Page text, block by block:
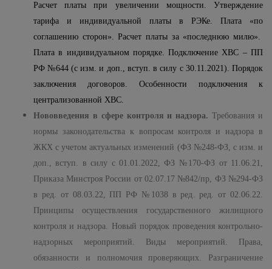
Расчет платы при увеличении мощности. Утверждение
тарифа и индивидуальной платы в РЭКе. Плата «по
соглашению сторон». Расчет платы за «последнюю милю».
Плата в индивидуальном порядке. Подключение ХВС – ПП
РФ №644 (с изм. и доп., вступ. в силу с 30.11.2021). Порядок
заключения договоров. Особенности подключения к
централизованной ХВС.
Нововведения в сфере контроля и надзора.Требования и
нормы законодательства к вопросам контроля и надзора в
ЖКХ с учетом актуальных изменений (ФЗ №248-ФЗ, с изм. и
доп., вступ. в силу с 01.01.2022, ФЗ №170-ФЗ от 11.06.21,
Приказа Минстроя России от 02.07.17 №842/пр, ФЗ №294-ФЗ
в ред. от 08.03.22, ПП РФ №1038 в ред. ред. от 02.06.22.
Принципы осуществления государственного жилищного
контроля и надзора. Новый порядок проведения контрольно-
надзорных мероприятий. Виды мероприятий. Права,
обязанности и полномочия проверяющих. Разграничение